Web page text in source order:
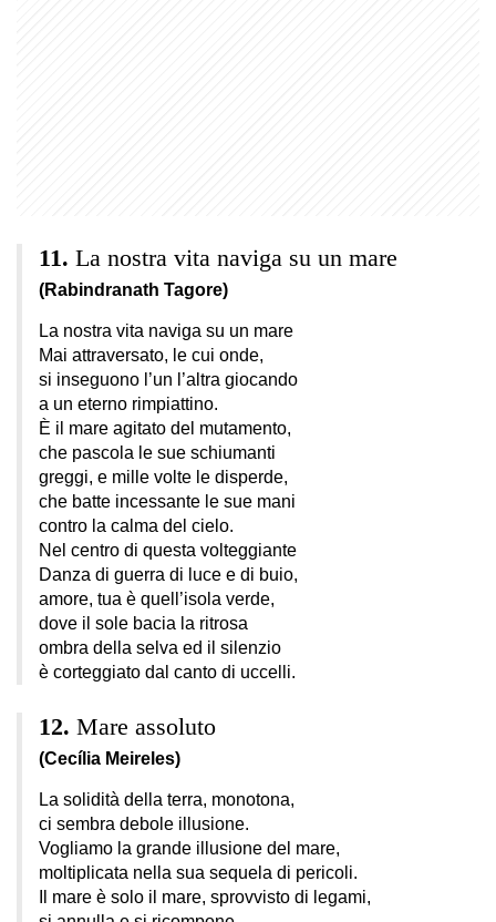
La nostra vita naviga su un mare
(Rabindranath Tagore)
La nostra vita naviga su un mare
Mai attraversato, le cui onde,
si inseguono l’un l’altra giocando
a un eterno rimpiattino.
È il mare agitato del mutamento,
che pascola le sue schiumanti
greggi, e mille volte le disperde,
che batte incessante le sue mani
contro la calma del cielo.
Nel centro di questa volteggiante
Danza di guerra di luce e di buio,
amore, tua è quell’isola verde,
dove il sole bacia la ritrosa
ombra della selva ed il silenzio
è corteggiato dal canto di uccelli.
Mare assoluto
(Cecília Meireles)
La solidità della terra, monotona,
ci sembra debole illusione.
Vogliamo la grande illusione del mare,
moltiplicata nella sua sequela di pericoli.
Il mare è solo il mare, sprovvisto di legami,